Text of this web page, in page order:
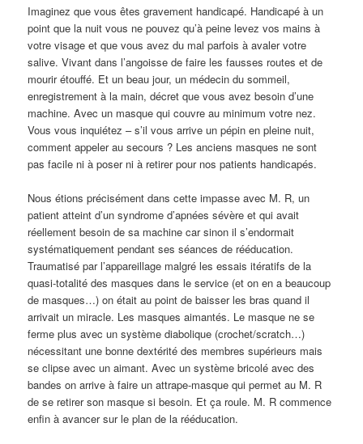
Imaginez que vous êtes gravement handicapé. Handicapé à un
point que la nuit vous ne pouvez qu’à peine levez vos mains à
votre visage et que vous avez du mal parfois à avaler votre
salive. Vivant dans l’angoisse de faire les fausses routes et de
mourir étouffé. Et un beau jour, un médecin du sommeil,
enregistrement à la main, décret que vous avez besoin d’une
machine. Avec un masque qui couvre au minimum votre nez.
Vous vous inquiétez – s’il vous arrive un pépin en pleine nuit,
comment appeler au secours ? Les anciens masques ne sont
pas facile ni à poser ni à retirer pour nos patients handicapés.
Nous étions précisément dans cette impasse avec M. R, un
patient atteint d’un syndrome d’apnées sévère et qui avait
réellement besoin de sa machine car sinon il s’endormait
systématiquement pendant ses séances de rééducation.
Traumatisé par l’appareillage malgré les essais itératifs de la
quasi-totalité des masques dans le service (et on en a beaucoup
de masques…) on était au point de baisser les bras quand il
arrivait un miracle. Les masques aimantés. Le masque ne se
ferme plus avec un système diabolique (crochet/scratch…)
nécessitant une bonne dextérité des membres supérieurs mais
se clipse avec un aimant. Avec un système bricolé avec des
bandes on arrive à faire un attrape-masque qui permet au M. R
de se retirer son masque si besoin. Et ça roule. M. R commence
enfin à avancer sur le plan de la rééducation.